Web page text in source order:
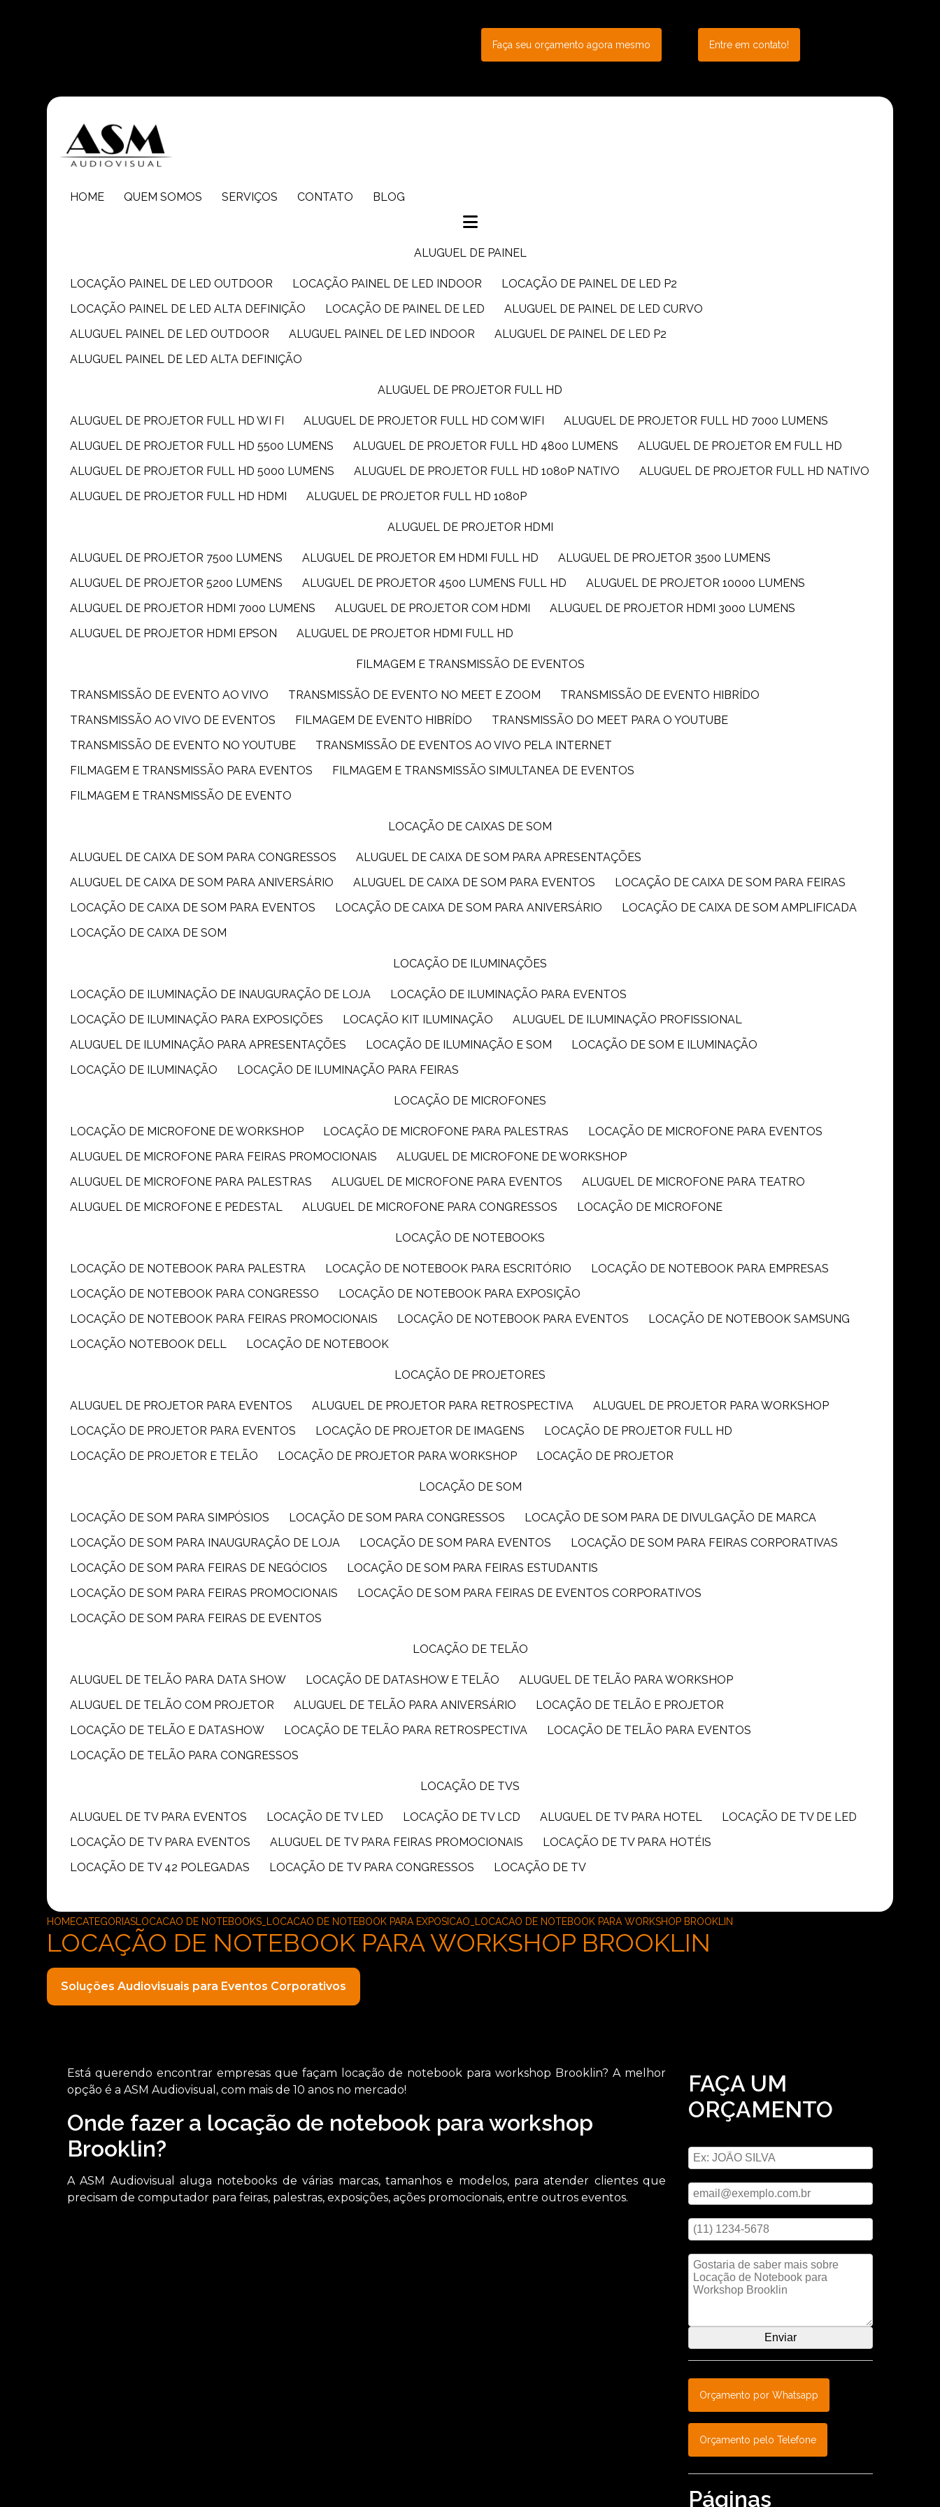
Faça seu orçamento agora mesmo Entre em contato!
HOME QUEM SOMOS SERVIÇOS CONTATO BLOG
ALUGUEL DE PAINEL
LOCAÇÃO PAINEL DE LED OUTDOOR LOCAÇÃO PAINEL DE LED INDOOR
LOCAÇÃO DE PAINEL DE LED P2
LOCAÇÃO PAINEL DE LED ALTA DEFINIÇÃO
LOCAÇÃO DE PAINEL DE LED
ALUGUEL DE PAINEL DE LED CURVO
ALUGUEL PAINEL DE LED OUTDOOR
ALUGUEL PAINEL DE LED INDOOR
ALUGUEL DE PAINEL DE LED P2
ALUGUEL PAINEL DE LED ALTA DEFINIÇÃO
ALUGUEL DE PROJETOR FULL HD
ALUGUEL DE PROJETOR FULL HD WI FI ALUGUEL DE PROJETOR FULL HD COM WIFI
ALUGUEL DE PROJETOR FULL HD 7000 LUMENS
ALUGUEL DE PROJETOR FULL HD 5500 LUMENS
ALUGUEL DE PROJETOR FULL HD 4800 LUMENS
ALUGUEL DE PROJETOR EM FULL HD
ALUGUEL DE PROJETOR FULL HD 5000 LUMENS
ALUGUEL DE PROJETOR FULL HD 1080P NATIVO
ALUGUEL DE PROJETOR FULL HD NATIVO
ALUGUEL DE PROJETOR FULL HD HDMI
ALUGUEL DE PROJETOR FULL HD 1080P
ALUGUEL DE PROJETOR HDMI
ALUGUEL DE PROJETOR 7500 LUMENS ALUGUEL DE PROJETOR EM HDMI FULL HD
ALUGUEL DE PROJETOR 3500 LUMENS
ALUGUEL DE PROJETOR 5200 LUMENS
ALUGUEL DE PROJETOR 4500 LUMENS FULL HD
ALUGUEL DE PROJETOR 10000 LUMENS
ALUGUEL DE PROJETOR HDMI 7000 LUMENS
ALUGUEL DE PROJETOR COM HDMI
ALUGUEL DE PROJETOR HDMI 3000 LUMENS
ALUGUEL DE PROJETOR HDMI EPSON
ALUGUEL DE PROJETOR HDMI FULL HD
FILMAGEM E TRANSMISSÃO DE EVENTOS
TRANSMISSÃO DE EVENTO AO VIVO TRANSMISSÃO DE EVENTO NO MEET E ZOOM
TRANSMISSÃO DE EVENTO HIBRÍDO
TRANSMISSÃO AO VIVO DE EVENTOS
FILMAGEM DE EVENTO HIBRÍDO
TRANSMISSÃO DO MEET PARA O YOUTUBE
TRANSMISSÃO DE EVENTO NO YOUTUBE
TRANSMISSÃO DE EVENTOS AO VIVO PELA INTERNET
FILMAGEM E TRANSMISSÃO PARA EVENTOS
FILMAGEM E TRANSMISSÃO SIMULTANEA DE EVENTOS
FILMAGEM E TRANSMISSÃO DE EVENTO
LOCAÇÃO DE CAIXAS DE SOM
ALUGUEL DE CAIXA DE SOM PARA CONGRESSOS
ALUGUEL DE CAIXA DE SOM PARA APRESENTAÇÕES
ALUGUEL DE CAIXA DE SOM PARA ANIVERSÁRIO
ALUGUEL DE CAIXA DE SOM PARA EVENTOS
LOCAÇÃO DE CAIXA DE SOM PARA FEIRAS
LOCAÇÃO DE CAIXA DE SOM PARA EVENTOS
LOCAÇÃO DE CAIXA DE SOM PARA ANIVERSÁRIO
LOCAÇÃO DE CAIXA DE SOM AMPLIFICADA
LOCAÇÃO DE CAIXA DE SOM
LOCAÇÃO DE ILUMINAÇÕES
LOCAÇÃO DE ILUMINAÇÃO DE INAUGURAÇÃO DE LOJA
LOCAÇÃO DE ILUMINAÇÃO PARA EVENTOS
LOCAÇÃO DE ILUMINAÇÃO PARA EXPOSIÇÕES
LOCAÇÃO KIT ILUMINAÇÃO
ALUGUEL DE ILUMINAÇÃO PROFISSIONAL
ALUGUEL DE ILUMINAÇÃO PARA APRESENTAÇÕES
LOCAÇÃO DE ILUMINAÇÃO E SOM
LOCAÇÃO DE SOM E ILUMINAÇÃO
LOCAÇÃO DE ILUMINAÇÃO
LOCAÇÃO DE ILUMINAÇÃO PARA FEIRAS
LOCAÇÃO DE MICROFONES
LOCAÇÃO DE MICROFONE DE WORKSHOP LOCAÇÃO DE MICROFONE PARA PALESTRAS
LOCAÇÃO DE MICROFONE PARA EVENTOS
ALUGUEL DE MICROFONE PARA FEIRAS PROMOCIONAIS
ALUGUEL DE MICROFONE DE WORKSHOP
ALUGUEL DE MICROFONE PARA PALESTRAS
ALUGUEL DE MICROFONE PARA EVENTOS
ALUGUEL DE MICROFONE PARA TEATRO
ALUGUEL DE MICROFONE E PEDESTAL
ALUGUEL DE MICROFONE PARA CONGRESSOS LOCAÇÃO DE MICROFONE
LOCAÇÃO DE NOTEBOOKS
LOCAÇÃO DE NOTEBOOK PARA PALESTRA LOCAÇÃO DE NOTEBOOK PARA ESCRITÓRIO
LOCAÇÃO DE NOTEBOOK PARA EMPRESAS
LOCAÇÃO DE NOTEBOOK PARA CONGRESSO
LOCAÇÃO DE NOTEBOOK PARA EXPOSIÇÃO
LOCAÇÃO DE NOTEBOOK PARA FEIRAS PROMOCIONAIS
LOCAÇÃO DE NOTEBOOK PARA EVENTOS
LOCAÇÃO DE NOTEBOOK SAMSUNG
LOCAÇÃO NOTEBOOK DELL
LOCAÇÃO DE NOTEBOOK
LOCAÇÃO DE PROJETORES
ALUGUEL DE PROJETOR PARA EVENTOS ALUGUEL DE PROJETOR PARA RETROSPECTIVA
ALUGUEL DE PROJETOR PARA WORKSHOP
LOCAÇÃO DE PROJETOR PARA EVENTOS
LOCAÇÃO DE PROJETOR DE IMAGENS
LOCAÇÃO DE PROJETOR FULL HD
LOCAÇÃO DE PROJETOR E TELÃO
LOCAÇÃO DE PROJETOR PARA WORKSHOP LOCAÇÃO DE PROJETOR
LOCAÇÃO DE SOM
LOCAÇÃO DE SOM PARA SIMPÓSIOS LOCAÇÃO DE SOM PARA CONGRESSOS
LOCAÇÃO DE SOM PARA DE DIVULGAÇÃO DE MARCA
LOCAÇÃO DE SOM PARA INAUGURAÇÃO DE LOJA
LOCAÇÃO DE SOM PARA EVENTOS
LOCAÇÃO DE SOM PARA FEIRAS CORPORATIVAS
LOCAÇÃO DE SOM PARA FEIRAS DE NEGÓCIOS
LOCAÇÃO DE SOM PARA FEIRAS ESTUDANTIS
LOCAÇÃO DE SOM PARA FEIRAS PROMOCIONAIS
LOCAÇÃO DE SOM PARA FEIRAS DE EVENTOS CORPORATIVOS
LOCAÇÃO DE SOM PARA FEIRAS DE EVENTOS
LOCAÇÃO DE TELÃO
ALUGUEL DE TELÃO PARA DATA SHOW LOCAÇÃO DE DATASHOW E TELÃO
ALUGUEL DE TELÃO PARA WORKSHOP
ALUGUEL DE TELÃO COM PROJETOR
ALUGUEL DE TELÃO PARA ANIVERSÁRIO
LOCAÇÃO DE TELÃO E PROJETOR
LOCAÇÃO DE TELÃO E DATASHOW
LOCAÇÃO DE TELÃO PARA RETROSPECTIVA
LOCAÇÃO DE TELÃO PARA EVENTOS
LOCAÇÃO DE TELÃO PARA CONGRESSOS
LOCAÇÃO DE TVS
ALUGUEL DE TV PARA EVENTOS LOCAÇÃO DE TV LED LOCAÇÃO DE TV LCD ALUGUEL DE TV PARA HOTEL
LOCAÇÃO DE TV DE LED
LOCAÇÃO DE TV PARA EVENTOS
ALUGUEL DE TV PARA FEIRAS PROMOCIONAIS
LOCAÇÃO DE TV PARA HOTÉIS
LOCAÇÃO DE TV 42 POLEGADAS
LOCAÇÃO DE TV PARA CONGRESSOS LOCAÇÃO DE TV
HOMECATEGORIASLOCACAO DE NOTEBOOKS_LOCACAO DE NOTEBOOK PARA EXPOSICAO_LOCACAO DE NOTEBOOK PARA WORKSHOP BROOKLIN
LOCAÇÃO DE NOTEBOOK PARA WORKSHOP BROOKLIN
Soluções Audiovisuais para Eventos Corporativos
Está querendo encontrar empresas que façam locação de notebook para workshop Brooklin? A melhor
opção é a ASM Audiovisual, com mais de 10 anos no mercado!
Onde fazer a locação de notebook para workshop
Brooklin?
A ASM Audiovisual aluga notebooks de várias marcas, tamanhos e modelos, para atender clientes que
precisam de computador para feiras, palestras, exposições, ações promocionais, entre outros eventos.
FAÇA UM
ORÇAMENTO
Orçamento por Whatsapp
Orçamento pelo Telefone
Páginas